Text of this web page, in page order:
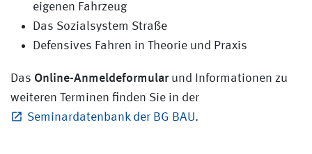
eigenen Fahrzeug
Das Sozialsystem Straße
Defensives Fahren in Theorie und Praxis
Das Online-Anmeldeformularund Informationen zu
weiteren Terminen finden Sie in der
Seminardatenbank der BG BAU.